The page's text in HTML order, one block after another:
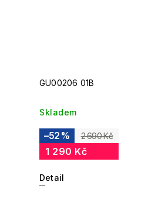
GU00206 01B
Skladem
2 690 Kč
–52 %
1 290 Kč
Detail